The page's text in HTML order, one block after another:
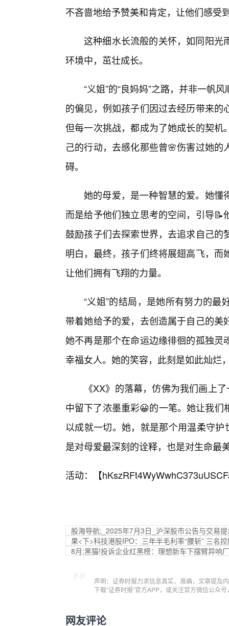
不吝啬地给予赞美和肯定，让他们感受
这种细水长流般的关怀，如同阳光
环境中，茁壮成长。
“义姐”的“良妈妈”之路，并非一帆
的偏见，例如孩子们因过去经历带来
但每一次挑战，都成为了她成长的契
己的行动，去感化那些曾🌸伤害过她
碍。
她的母爱，是一种智慧的爱。她懂
而是给予他们独立思考的空间，引导
鼓励孩子们去探索世界，去追求自己
明白，最终，孩子们终将展翅高飞，
让他们拥有飞翔的力量。
“义姐”的结局，是她所有努力的
带着她给予的爱，去创造属于自己的
她不再是那个在命运边缘徘徊的孤独
幸福女人。她的笑容，此刻是如此灿烂
《XX》的落幕，仿佛为我们画上
中留下了浓墨重彩😀的一笔。她让我
以成就一切。她，就是那个用温柔守
是对母爱最深刻的诠释，也是对生命最
活动：【
股海导航;_2025年7月3日_沪深股市公告与交易
果<下>科技港股IPO：三年半毛利率“腰斩” 三名
8月;黑猫!投诉企业红黑榜：理想新车下摆臂异响
声明：证券时报力求信息真实、准确，文章提及
下载“证券时报”官方APP，或关注官方微信公众
网友评论